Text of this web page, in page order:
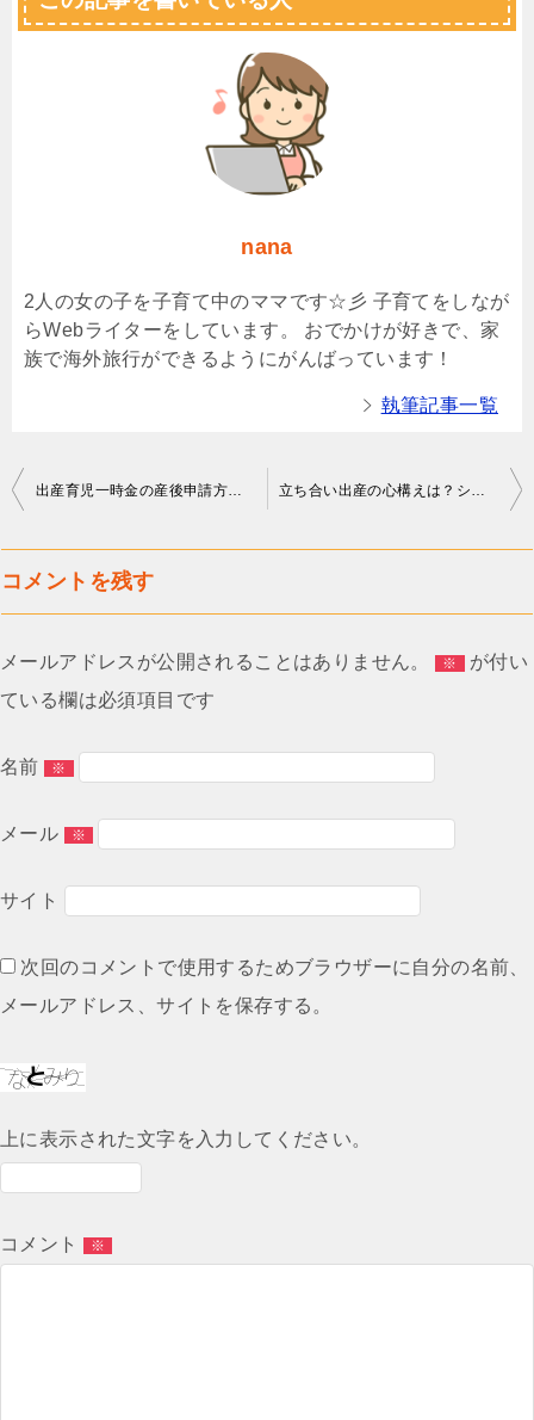
nana
2人の女の子を子育て中のママです☆彡 子育てをしなが
らWebライターをしています。 おでかけが好きで、家
族で海外旅行ができるようにがんばっています！
執筆記事一覧
投
シ
ョ
出産育児一時金の産後申請方式とは？手続きの流れも紹介！ 立ち合い出産の心構えは？ショックを受けないためにパパも一緒に勉強しましょう！
コメントを残す
メールアドレスが公開されることはありません。 ※ が付い
ている欄は必須項目です
名前 ※
メール ※
サイト
次回のコメントで使用するためブラウザーに自分の名前、
メールアドレス、サイトを保存する。
上に表示された文字を入力してください。
コメント ※